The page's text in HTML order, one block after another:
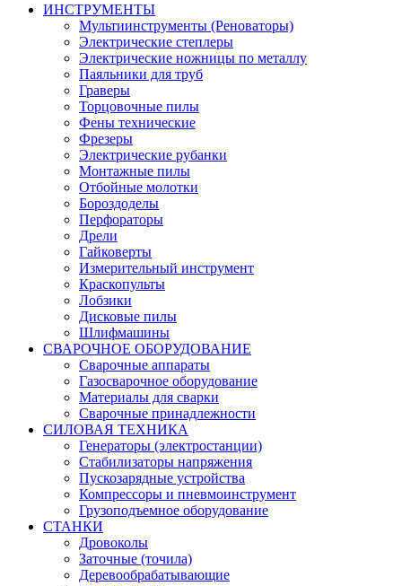
ИНСТРУМЕНТЫ
Мультиинструменты (Реноваторы)
Электрические степлеры
Электрические ножницы по металлу
Паяльники для труб
Граверы
Торцовочные пилы
Фены технические
Фрезеры
Электрические рубанки
Монтажные пилы
Отбойные молотки
Бороздоделы
Перфораторы
Дрели
Гайковерты
Измерительный инструмент
Краскопульты
Лобзики
Дисковые пилы
Шлифмашины
СВАРОЧНОЕ ОБОРУДОВАНИЕ
Сварочные аппараты
Газосварочное оборудование
Материалы для сварки
Сварочные принадлежности
СИЛОВАЯ ТЕХНИКА
Генераторы (электростанции)
Стабилизаторы напряжения
Пускозарядные устройства
Компрессоры и пневмоинструмент
Грузоподъемное оборудование
СТАНКИ
Дровоколы
Заточные (точила)
Деревообрабатывающие